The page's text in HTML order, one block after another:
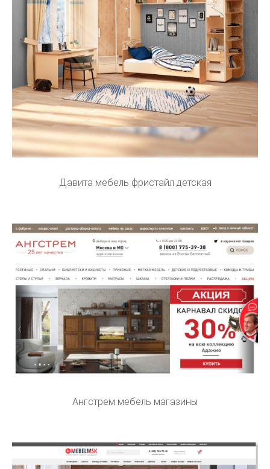
Давита мебель фристайл детская
Ангстрем мебель магазины